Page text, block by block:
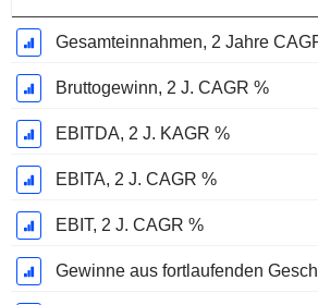
Gesamteinnahmen, 2 Jahre
Bruttogewinn, 2 J. CAGR %
EBITDA, 2 J. KAGR %
EBITA, 2 J. CAGR %
EBIT, 2 J. CAGR %